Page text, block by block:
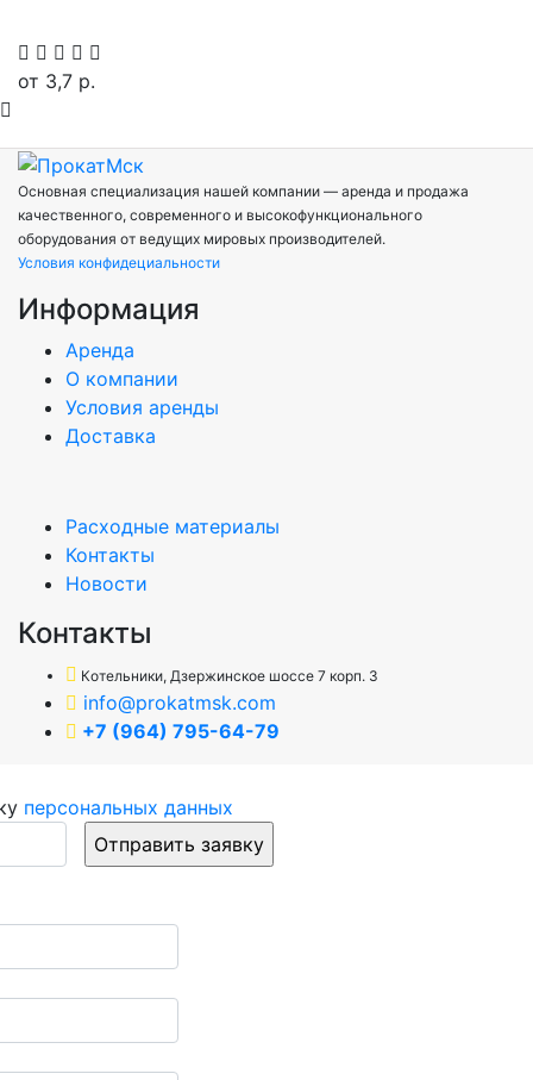
от 3,7 р.
Основная специализация нашей компании — аренда и продажа
качественного, современного и высокофункционального
оборудования от ведущих мировых производителей.
Условия конфидециальности
Информация
Аренда
О компании
Условия аренды
Доставка
Расходные материалы
Контакты
Новости
Контакты
Котельники, Дзержинское шоссе 7 корп. 3
info@prokatmsk.com
+7 (964) 795-64-79
персональных данных